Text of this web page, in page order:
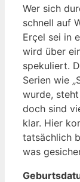
Wer sich
schnell auf
Erçel sei in
wird über
spekuliert.
Serien wie
wurde,
doch sind
klar. Hier
tatsächlich
was